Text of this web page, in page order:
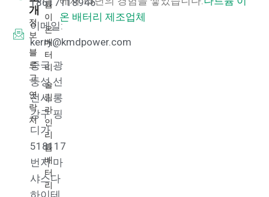
온 배터리 제조업체
륨
이
온
배
터
리
슬
림
라
인
리
튬
배
터
리
개
정
보
블
로
그
연
락
처
이메일:
kerry@kmdpower.com
중국 광
둥성 선
전시 롱
강구 핑
디가
518117
번지 마
샤스다
하이테